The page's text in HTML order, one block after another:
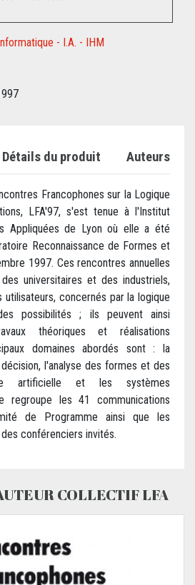
- I.A. - IHM
Détails du produit Auteurs
Francophones sur la Logique
LFA'97, s'est tenue à l'Institut
Appliquées de Lyon où elle a été
Reconnaissance de Formes et
1997. Ces rencontres annuelles
universitaires et des industriels,
concernés par la logique
possibilités ; ils peuvent ainsi
théoriques et réalisations
domaines abordés sont : la
l'analyse des formes et des
artificielle et les systèmes
regroupe les 41 communications
de Programme ainsi que les
conférenciers invités.
COLLECTIF LFA